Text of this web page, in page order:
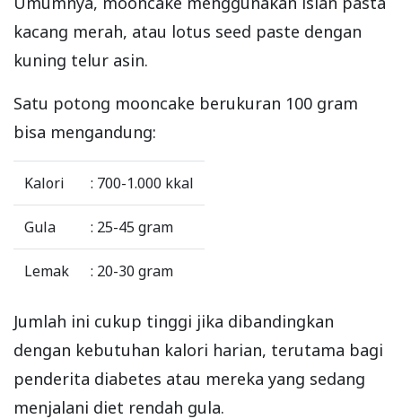
kacang merah, atau lotus seed paste dengan
kuning telur asin.
Satu potong mooncake berukuran 100 gram
bisa mengandung:
Kalori : 700-1.000 kkal
Gula : 25-45 gram
Lemak : 20-30 gram
Jumlah ini cukup tinggi jika dibandingkan
dengan kebutuhan kalori harian, terutama bagi
penderita diabetes atau mereka yang sedang
menjalani diet rendah gula.